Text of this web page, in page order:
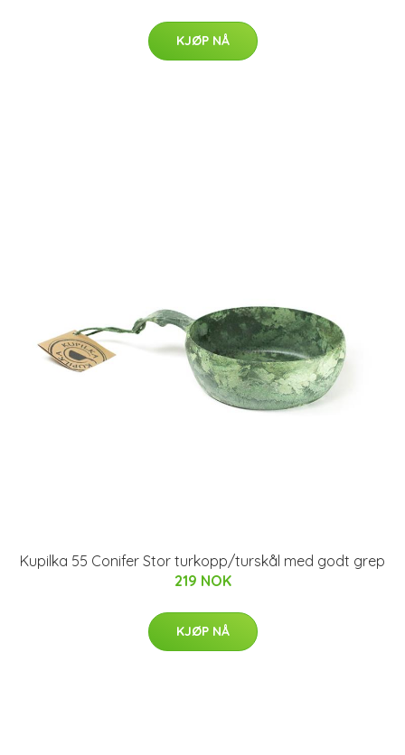
KJØP NÅ
Kupilka 55 Conifer Stor turkopp/turskål med godt grep
219 NOK
KJØP NÅ